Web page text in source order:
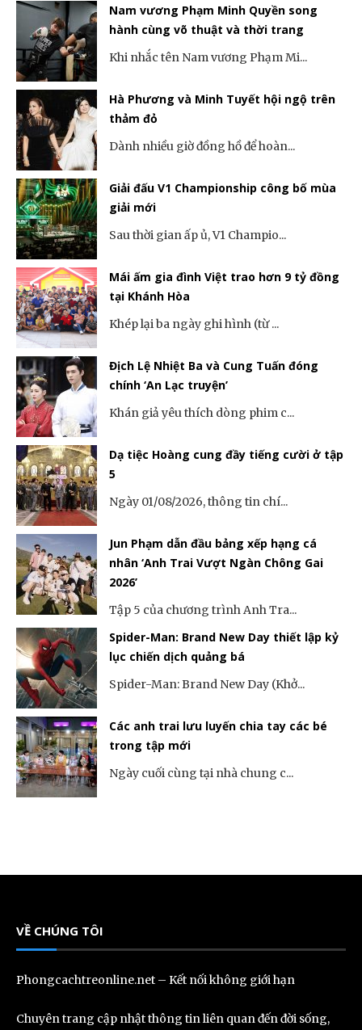
Nam vương Phạm Minh Quyền song
hành cùng võ thuật và thời trang
Khi nhắc tên Nam vương Phạm Mi...
Hà Phương và Minh Tuyết hội ngộ trên
thảm đỏ
Dành nhiều giờ đồng hồ để hoàn...
Giải đấu V1 Championship công bố mùa
giải mới
Sau thời gian ấp ủ, V1 Champio...
Mái ấm gia đình Việt trao hơn 9 tỷ đồng
tại Khánh Hòa
Khép lại ba ngày ghi hình (từ ...
Địch Lệ Nhiệt Ba và Cung Tuấn đóng
chính ‘An Lạc truyện’
Khán giả yêu thích dòng phim c...
Dạ tiệc Hoàng cung đầy tiếng cười ở tập
5
Ngày 01/08/2026, thông tin chí...
Jun Phạm dẫn đầu bảng xếp hạng cá
nhân ‘Anh Trai Vượt Ngàn Chông Gai
2026’
Tập 5 của chương trình Anh Tra...
Spider-Man: Brand New Day thiết lập kỷ
lục chiến dịch quảng bá
Spider-Man: Brand New Day (Khở...
Các anh trai lưu luyến chia tay các bé
trong tập mới
Ngày cuối cùng tại nhà chung c...
VỀ CHÚNG TÔI
Phongcachtreonline.net – Kết nối không giới hạn
Chuyên trang cập nhật thông tin liên quan đến đời sống,